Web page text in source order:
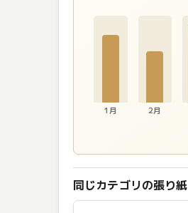
1月 2月
同じカテゴリの張り紙